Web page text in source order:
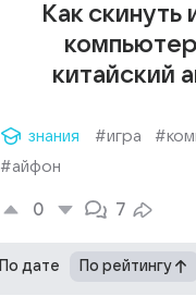
Как скинуть
китайский
знания #игра
#айфон
0 7
По дате По рейтингу